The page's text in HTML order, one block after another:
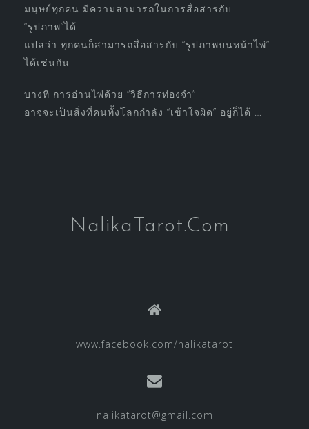
มนุษย์ทุกคน มีความสามารถในการสื่อสารกับ
“รูปภาพ”ได้
แปลว่า ทุกคนก็สามารถสื่อสารกับ “รูปภาพบนหน้าไพ่”
ได้เช่นกัน
บางที การอ่านไพ่ด้วย “วิธีการท่องจำ”
อาจจะเป็นสิ่งที่คนทั้งโลกกำลัง “เข้าใจผิด” อยู่ก็ได้ …
NalikaTarot.Com
www.facebook.com/nalikatarot
nalikatarot@gmail.com